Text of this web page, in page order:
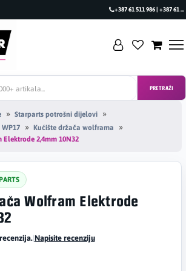
+387 61 511 986 | +387 61 493 470
PRETRAŽI
Starparts potrošni dijelovi
WP17
Kućište držača wolframa
2,4mm 10N32
Wolfram Elektrode
|Napisite recenziju